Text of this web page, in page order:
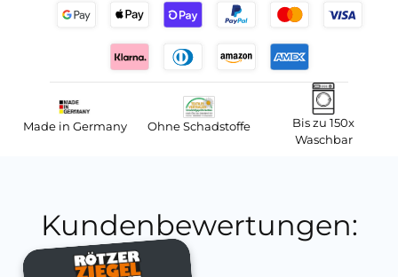
Made in Germany Ohne Schadstoffe
Bis zu 150x
Waschbar
Kundenbewertungen: